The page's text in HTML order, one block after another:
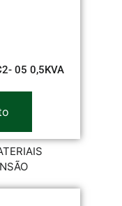
05 0,5KVA